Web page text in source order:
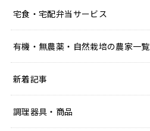
宅食・宅配弁当サービス
有機・無農薬・自然栽培の農家一覧
新着記事
調理器具・商品